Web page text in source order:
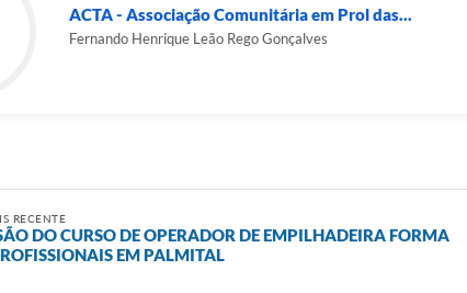
ACTA - Associação Comunitária em Prol das...
Fernando Henrique Leão Rego Gonçalves
RECENTE
DO CURSO DE OPERADOR DE EMPILHADEIRA FORMA
EM PALMITAL